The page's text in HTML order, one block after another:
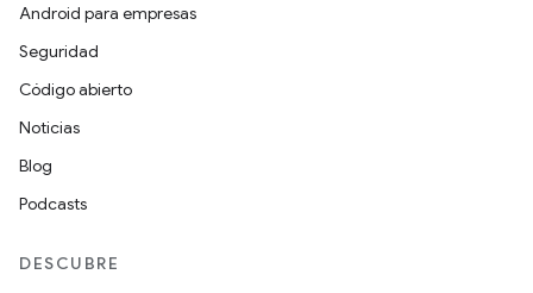
Android para empresas
Seguridad
Código abierto
Noticias
Blog
Podcasts
DESCUBRE